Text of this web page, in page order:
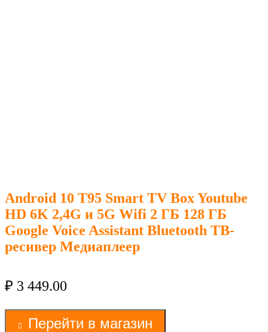
Android 10 T95 Smart TV Box Youtube
HD 6K 2,4G и 5G Wifi 2 ГБ 128 ГБ
Google Voice Assistant Bluetooth ТВ-
ресивер Медиаплеер
₽ 3 449.00
Перейти в магазин